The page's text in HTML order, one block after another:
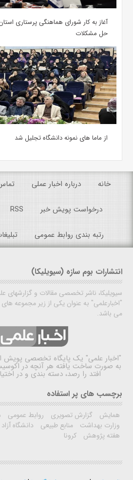
آغاز به کار شورای هماهنگی پرستاری
حل مشکلات
از ماما های نمونه دانشگاه تجلیل شد
خانه درباره اخبار عملی
درخواست پویش خبر RSS
رتبه بندی روابط عمومی
انتشارات بوم سازه (سیویلیکا)
سیویلیکا، ناشر تخصصی مقالات و گزارشهای
"اخبارعلمی" به عنوان یکی از زیر مجموعه
می باشد.
"اخبار علمی" یک پایگاه تخصصی پویش
به صورت ساخت یافته هر آنچه در
افتد را رصد، دسته بندی و در
برچسب های پر استفاده
همایش گزارش تصویری روابط عمومی
وزارت بهداشت
منابع طبیعی دانشگاه آزاد
هفته پژوهش
کرونا